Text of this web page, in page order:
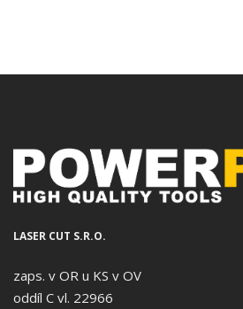
LASER CUT S.R.O.
zaps. v OR u KS v OV
oddíl C vl. 22966